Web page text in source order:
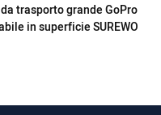
trasporto grande GoPro
in superficie SUREWO